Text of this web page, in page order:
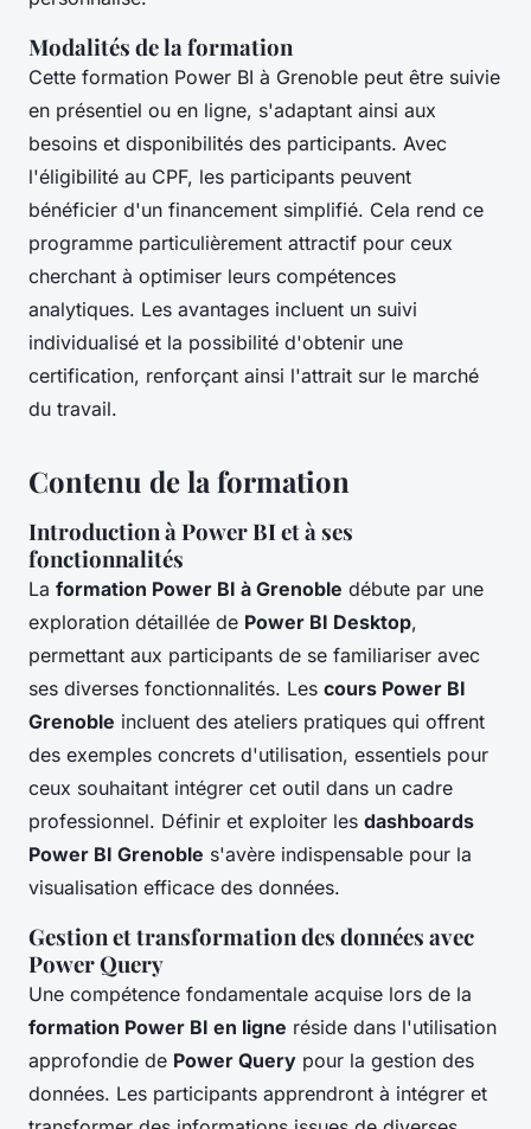
Modalités de la formation
Cette formation Power BI à Grenoble peut être suivie
en présentiel ou en ligne, s'adaptant ainsi aux
besoins et disponibilités des participants. Avec
l'éligibilité au CPF, les participants peuvent
bénéficier d'un financement simplifié. Cela rend ce
programme particulièrement attractif pour ceux
cherchant à optimiser leurs compétences
analytiques. Les avantages incluent un suivi
individualisé et la possibilité d'obtenir une
certification, renforçant ainsi l'attrait sur le marché
du travail.
Contenu de la formation
Introduction à Power BI et à ses
fonctionnalités
La formation Power BI à Grenoble débute par une
exploration détaillée de Power BI Desktop,
permettant aux participants de se familiariser avec
ses diverses fonctionnalités. Les cours Power BI
Grenoble incluent des ateliers pratiques qui offrent
des exemples concrets d'utilisation, essentiels pour
ceux souhaitant intégrer cet outil dans un cadre
professionnel. Définir et exploiter les dashboards
Power BI Grenoble s'avère indispensable pour la
visualisation efficace des données.
Gestion et transformation des données avec
Power Query
Une compétence fondamentale acquise lors de la
formation Power BI en ligne réside dans l'utilisation
approfondie de Power Query pour la gestion des
données. Les participants apprendront à intégrer et